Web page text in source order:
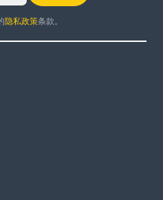
隐私政策条款。